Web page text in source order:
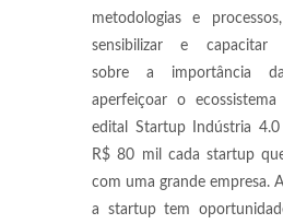
metodologias e
sensibilizar e capacitar
sobre a importância
aperfeiçoar o
edital Startup Indústria
R$ 80 mil cada startup
com uma grande empresa.
a startup tem